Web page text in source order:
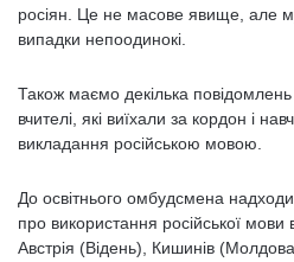
росіян. Це не масове явище, але
випадки непоодинокі.
Також маємо декілька
вчителі, які виїхали за кордон і
викладання російською мовою.
До освітнього омбудсмена
про використання російської мови
Австрія (Відень), Кишинів